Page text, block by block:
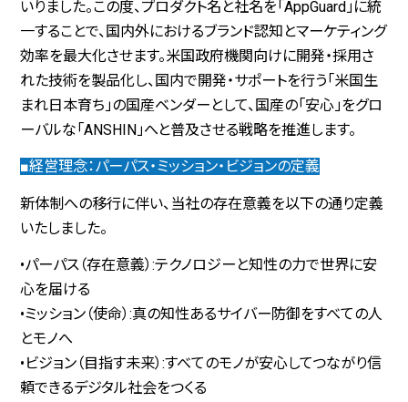
いりました。この度、プロダクト名と社名を「AppGuard 」に統
一することで、国内外におけるブランド認知とマーケティング
効率を最大化させます。米国政府機関向けに開発・採用さ
れた技術を製品化し、国内で開発・サポートを行う「米国生
まれ日本育ち」の国産ベンダーとして、国産の「安心」をグロ
ーバルな「ANSHIN 」へと普及させる戦略を推進します。
■経営理念：パーパス・ミッション・ビジョンの定義
新体制への移行に伴い、当社の存在意義を以下の通り定義
いたしました。
•パーパス（存在意義）:テクノロジーと知性の力で世界に安
心を届ける
•ミッション（使命）:真の知性あるサイバー防御をすべての人
とモノへ
•ビジョン（目指す未来）:すべてのモノが安心してつながり信
頼できるデジタル社会をつくる